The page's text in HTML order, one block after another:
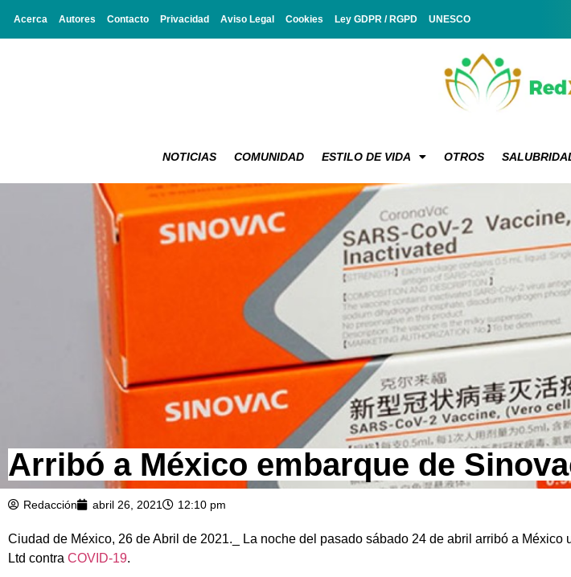
Acerca Autores Contacto Privacidad Aviso Legal Cookies Ley GDPR / RGPD UNESCO
NOTICIAS COMUNIDAD ESTILO DE VIDA OTROS
Arribó a México embarque de
Redacción abril 26, 2021 12:10 pm
Ciudad de México, 26 de Abril de 2021._ La noche del pasado sábado 24 de abril arribó a
Ltd contra COVID-19.